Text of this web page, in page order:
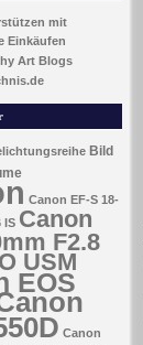
mit
Einkäufen
Art Blogs
Bild
Canon EF-S 18-
IS Canon
F2.8
USM
EOS
Canon